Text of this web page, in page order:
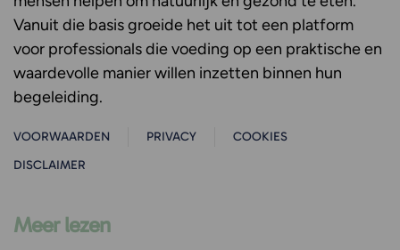
Vanuit die basis groeide het uit tot een platform
voor professionals die voeding op een praktische en
waardevolle manier willen inzetten binnen hun
begeleiding.
VOORWAARDEN PRIVACY
COOKIES
DISCLAIMER
Meer lezen